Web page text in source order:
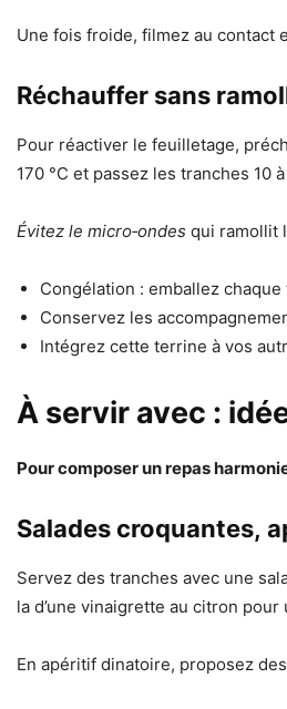
Une fois froide, filmez au contact
Réchauffer sans
Pour réactiver le feuilletage,
170 °C et passez les tranches 10
Évitez le micro‑ondes qui ramollit
Congélation : emballez
Conservez les
Intégrez cette terrine à vos
À servir avec :
Pour composer un repas
Salades croquantes,
Servez des tranches avec une
la d’une vinaigrette au citron
En apéritif dinatoire, proposez